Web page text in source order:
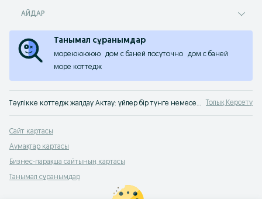
АЙДАР
Танымал сұранымдар
мореююююю дом с баней посуточно
дом с баней
море коттедж
Тәулікке коттедж жалдау Актау: үйлер бір түнге немесе сағатына. OLX.kz Актау сервисінен хабарландырулары қызмет көрсетуінде тәулігіне қымбат емес үй тауып алыңыз Толық Көрсету
Сайт картасы
Аумақтар картасы
Бизнес-парақша сайтының картасы
Танымал сұранымдар